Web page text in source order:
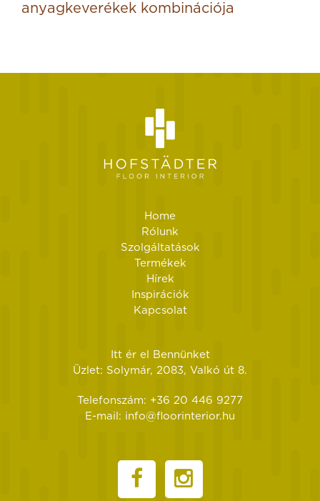
anyagkeverékek kombinációja
Home
Rólunk
Szolgáltatások
Termékek
Hírek
Inspirációk
Kapcsolat
Itt ér el Bennünket
Üzlet: Solymár, 2083, Valkó út 8.
Telefonszám: +36 20 446 9277
E-mail: info@floorinterior.hu